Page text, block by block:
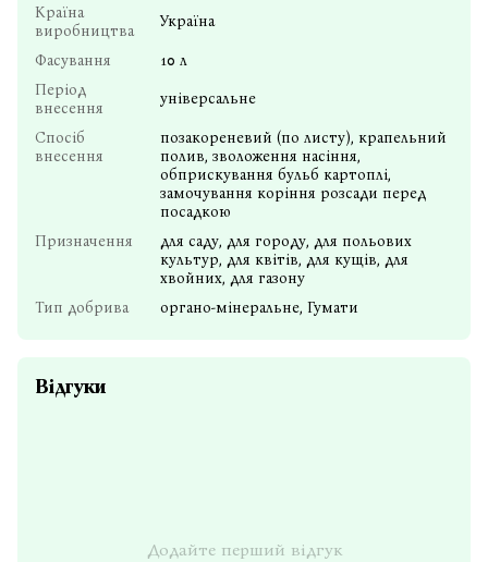
Країна
виробництва
Україна
Фасування
10 л
Період
внесення
універсальне
Спосіб
внесення
позакореневий (по листу), крапельний
полив, зволоження насіння,
обприскування бульб картоплі,
замочування коріння розсади перед
посадкою
Призначення
для саду, для городу, для польових
культур, для квітів, для кущів, для
хвойних, для газону
Тип добрива
органо-мінеральне, Гумати
Відгуки
Додайте перший відгук